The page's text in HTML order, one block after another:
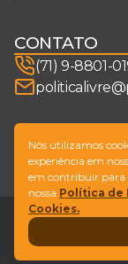
CONTATO
(71) 9-8801-
SIGA-NOS
©
Nós utilizamos
experiência em
em contribuir para
nossa Política de
Cookies.